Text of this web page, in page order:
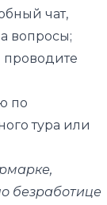
чат,
вопросы;
проводите
по
тура или
безработице